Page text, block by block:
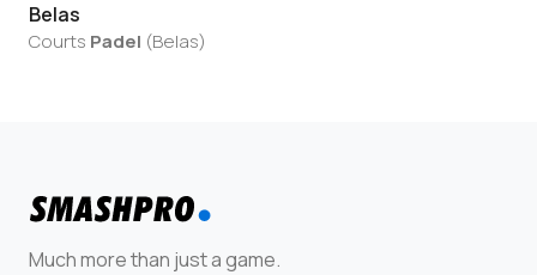
Belas
Courts Padel (Belas)
Much more than just a game.